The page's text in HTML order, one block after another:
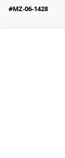
#MZ-06-1428